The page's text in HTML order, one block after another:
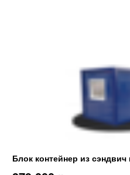
Блок контейнер из